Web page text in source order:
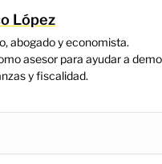
López
abogado y economista.
asesor para ayudar a
y fiscalidad.